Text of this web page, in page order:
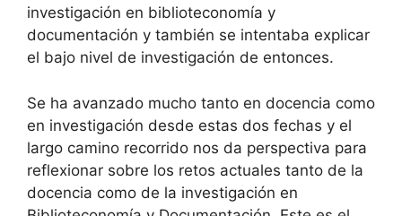
investigación en biblioteconomía y
documentación y también se intentaba explicar
el bajo nivel de investigación de entonces.
Se ha avanzado mucho tanto en docencia como
en investigación desde estas dos fechas y el
largo camino recorrido nos da perspectiva para
reflexionar sobre los retos actuales tanto de la
docencia como de la investigación en